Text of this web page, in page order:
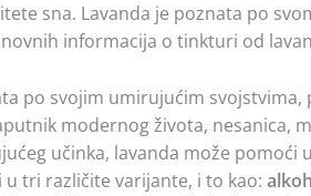
sna. Lavanda je poznata po
informacija o tinkturi od
po svojim umirujućim
modernog života, nesanica,
učinka, lavanda može
tri različite varijante, i to kao: